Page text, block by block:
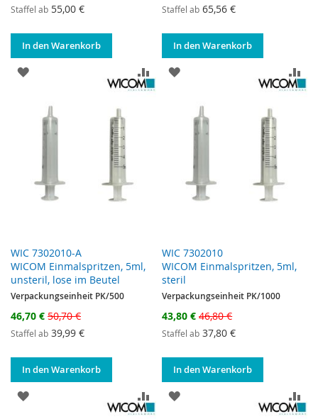
Staffel ab 55,00 €
In den Warenkorb
Staffel ab 65,56 €
In den Warenkorb
WIC 7302010-A
WICOM Einmalspritzen, 5ml,
unsteril, lose im Beutel
ZUR WUNSCHLISTE HINZUFÜGENZUR VERGLEICHSLISTE
Verpackungseinheit PK/500
Sonderangebot
46,70 € 50,70 €
Staffel ab 39,99 €
In den Warenkorb
WIC 7302010
WICOM Einmalspritzen, 5ml,
steril
ZUR WUNSCHLISTE
Verpackungseinheit PK/1000
Sonderangebot
43,80 € 46,80 €
Staffel ab 37,80 €
In den Warenkorb
ZUR WUNSCHLISTE HINZUFÜGENZUR VERGLEICHSLISTE
ZUR WUNSCHLISTE